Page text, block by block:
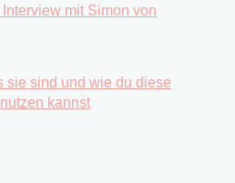
mit Simon von
sie sind und wie du diese
kannst